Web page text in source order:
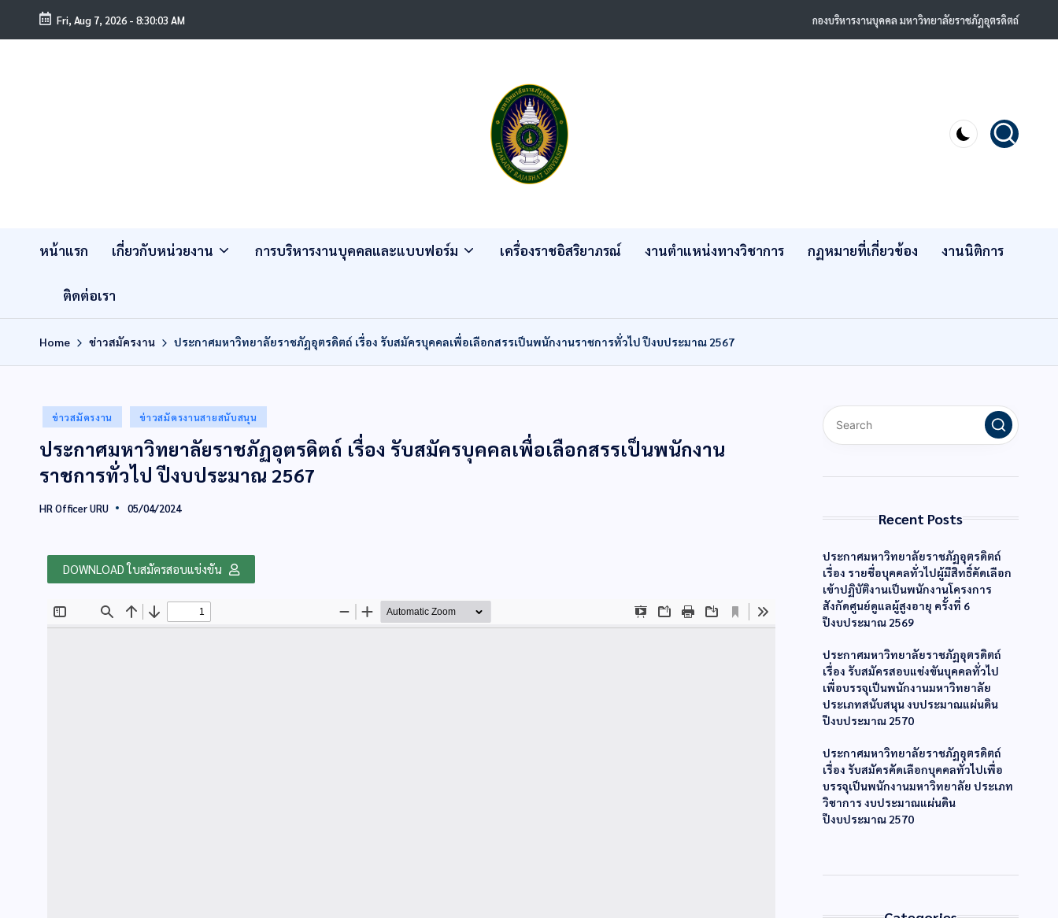
Fri, Aug 7, 2026 - 8:30:04 AM กองบริหารงานบุคคล มหาวิทยาลัยราชภัฏอุตรดิตถ์
หน้าแรก เกี่ยวกับหน่วยงาน การบริหารงานบุคคลและแบบฟอร์ม เครื่องราชอิสริยาภรณ์ งานตำแหน่งทางวิชาการ กฏหมายที่เกี่ยวข้อง งานนิติการ
ติดต่อเรา
Home ข่าวสมัครงาน ประกาศมหาวิทยาลัยราชภัฏอุตรดิตถ์ เรื่อง รับสมัครบุคคลเพื่อเลือกสรรเป็นพนักงานราชการทั่วไป ปีงบประมาณ 2567
ข่าวสมัครงาน ข่าวสมัครงานสายสนับสนุน
ประกาศมหาวิทยาลัยราชภัฏอุตรดิตถ์ เรื่อง รับสมัครบุคคลเพื่อเลือกสรรเป็นพนักงาน
ราชการทั่วไป ปีงบประมาณ 2567
HR Officer URU 05/04/2024
DOWNLOAD ใบสมัครสอบแข่งขัน
Recent Posts
ประกาศมหาวิทยาลัยราชภัฏอุตรดิตถ์
เรื่อง รายชื่อบุคคลทั่วไปผู้มีสิทธิ์คัดเลือก
เข้าปฏิบัติงานเป็นพนักงานโครงการ
สังกัดศูนย์ดูแลผู้สูงอายุ ครั้งที่ 6
ปีงบประมาณ 2569
ประกาศมหาวิทยาลัยราชภัฏอุตรดิตถ์
เรื่อง รับสมัครสอบแข่งขันบุคคลทั่วไป
เพื่อบรรจุเป็นพนักงานมหาวิทยาลัย
ประเภทสนับสนุน งบประมาณแผ่นดิน
ปีงบประมาณ 2570
ประกาศมหาวิทยาลัยราชภัฏอุตรดิตถ์
เรื่อง รับสมัครคัดเลือกบุคคลทั่วไปเพื่อ
บรรจุเป็นพนักงานมหาวิทยาลัย ประเภท
วิชาการ งบประมาณแผ่นดิน
ปีงบประมาณ 2570